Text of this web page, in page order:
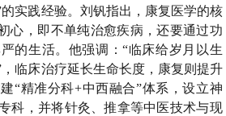
实践经验。刘钒指出，康复医学的核
心，即不单纯治愈疾病，还要通过功
的生活。他强调：“临床给岁月以生
临床治疗延长生命长度，康复则提升
“精准分科+中西融合”体系，设立神
科，并将针灸、推拿等中医技术与现